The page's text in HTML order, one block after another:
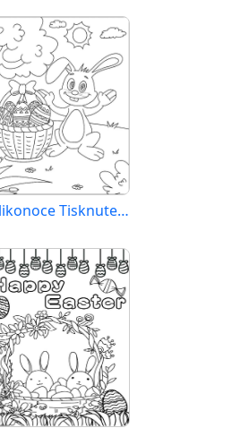
Velikonoce Tisknutelné